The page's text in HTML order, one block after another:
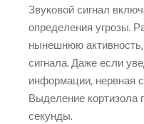
Звуковой сигнал
определения угрозы.
нынешнюю
сигнала. Даже если
информации, нервная
Выделение кортизола
секунды.